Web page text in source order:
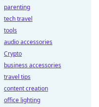
parenting
tech travel
tools
audio accessories
Crypto
business accessories
travel tips
content creation
office lighting